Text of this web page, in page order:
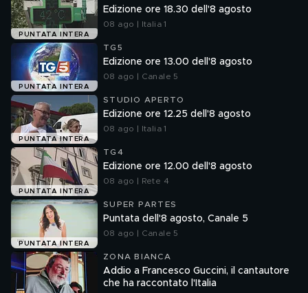
PUNTATA INTERA
Edizione ore 18.30 dell'8 agosto
08 ago | Italia 1
PUNTATA INTERA
TG5
Edizione ore 13.00 dell'8 agosto
08 ago | Canale 5
PUNTATA INTERA
STUDIO APERTO
Edizione ore 12.25 dell'8 agosto
08 ago | Italia 1
PUNTATA INTERA
TG4
Edizione ore 12.00 dell'8 agosto
08 ago | Rete 4
PUNTATA INTERA
SUPER PARTES
Puntata dell'8 agosto, Canale 5
08 ago | Canale 5
ZONA BIANCA
Addio a Francesco Guccini, il cantautore
che ha raccontato l'Italia